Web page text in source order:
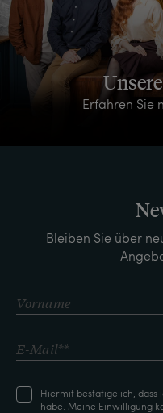
Erfahren Sie
Bleiben Sie über
Hiermit bestätige ich, dass
habe. Meine Einwilligung